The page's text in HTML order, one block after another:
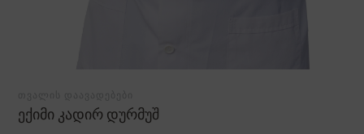
ექიმი კადირ დურმუშ